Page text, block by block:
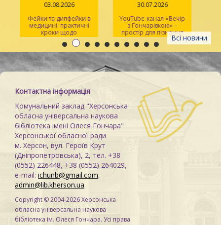
Всі новини
03.08.2026
Фейки та дипфейки в
медицині: практичні
кроки щодо
розпізнавання
30.07.2026
YouTube-канал «Вечір
з Гончарівкою» –
простір для пізнання
та натхнення
Контактна інформація
Комунальний заклад "Херсонська
обласна універсальна наукова
бібліотека імені Олеся Гончара"
Херсонської обласної ради
м. Херсон, вул. Героїв Крут
(Дніпропетровська), 2, тел. +38
(0552) 226448, +38 (0552) 264029,
e-mail: ichunb@gmail.com,
admin@lib.kherson.ua
Copyright © 2004-2026 Херсонська
обласна універсальна наукова
бібліотека ім. Олеся Гончара. Усі права